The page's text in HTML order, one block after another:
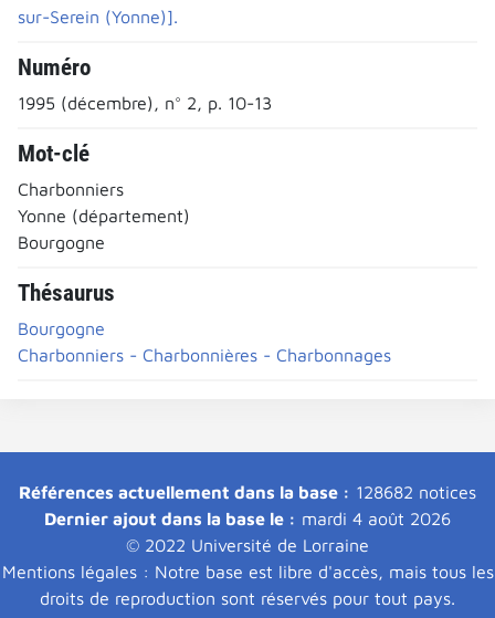
sur-Serein (Yonne)].
Numéro
1995 (décembre), n° 2, p. 10-13
Mot-clé
Charbonniers
Yonne (département)
Bourgogne
Thésaurus
Bourgogne
Charbonniers - Charbonnières - Charbonnages
Références actuellement dans la base : 128682 notices
Dernier ajout dans la base le : mardi 4 août 2026
© 2022 Université de Lorraine
Mentions légales : Notre base est libre d'accès, mais tous les
droits de reproduction sont réservés pour tout pays.